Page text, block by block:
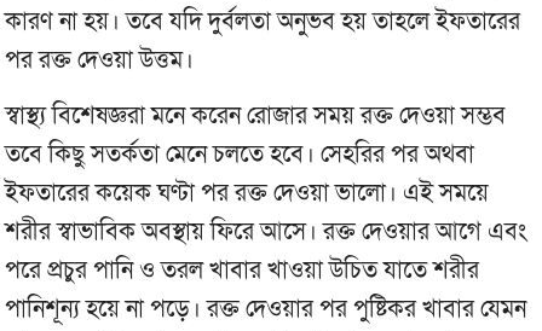
কারণ না হয়। তবে যদি দুর্বলতা অনুভব হয় তাহলে ইফতারের
পর রক্ত দেওয়া উত্তম।
স্বাস্থ্য বিশেষজ্ঞরা মনে করেন রোজার সময় রক্ত দেওয়া সম্ভব
তবে কিছু সতর্কতা মেনে চলতে হবে। সেহরির পর অথবা
ইফতারের কয়েক ঘণ্টা পর রক্ত দেওয়া ভালো। এই সময়ে
শরীর স্বাভাবিক অবস্থায় ফিরে আসে। রক্ত দেওয়ার আগে এবং
পরে প্রচুর পানি ও তরল খাবার খাওয়া উচিত যাতে শরীর
পানিশূন্য হয়ে না পড়ে। রক্ত দেওয়ার পর পুষ্টিকর খাবার যেমন